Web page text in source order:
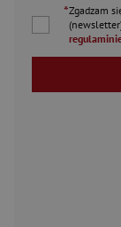
*Zgadzam